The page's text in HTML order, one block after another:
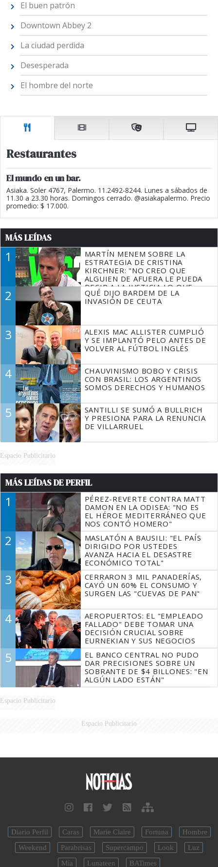
El buen patrón
Downtown Abbey 2
La ciudad perdida
Desesperada
El hombre del norte
Restaurantes
El mundo en un bar.
Asiaka. Soler 4767, Palermo. 11.2492-8244. Lunes a sábados de
11.30 a 23.30 horas. Domingos cerrado. @asiakapalermo. Precio
promedio: $ 17.000.
MÁS LEÍDAS
1
MARTÍN MENEM SOBRE LA
ESTRATEGIA DE CRISTINA
KIRCHNER: "NO CREO QUE
ALGUIEN DE AFUERA LE PUEDA
DECIR A LA JUSTICIA LO QUE
TIENE QUE HACER"
2
QUÉ DIJO BARDEM DE LA
INVASIÓN DE CEUTA
3
ALEXIS MAC ALLISTER CUMPLIÓ
Y SE IMPLANTÓ PELO ANTES DE
VOLVER AL FÚTBOL INGLÉS
4
CHAUVINISMO BOBO Y CRISIS
CON BRASIL: LOS ARGENTINOS
SOMOS DERECHOS Y HUMANOS
5
SANTILLI SE SUMÓ A BULLRICH
Y PRESIONA PARA LA RENUNCIA
DE VILLARRUEL
Espacio Publicitario
MÁS LEÍDAS DE PERFIL
1
PÉREZ-REVERTE CONTRA MATT
DAMON EN LA ODISEA: "NO ES
EL HÉROE MEDITERRÁNEO QUE
NOS CONTÓ HOMERO"
2
MASLATÓN A BAUSILI: "EL PAÍS
DIRIGIDO POR USTEDES
AVANZA HACIA EL DESASTRE
ECONÓMICO TOTAL"
3
CERRARON 3 MIL PANADERÍAS,
CAYÓ UN 60% EL CONSUMO Y
SURGEN LAS "CUEVAS DE PAN"
4
AEROPUERTOS: EL "EMPLEADO
FALLADO" DEBE TOMAR UNA
DECISIÓN CRUCIAL SOBRE
EURNEKIAN Y SUS NEGOCIOS
5
EL BANCO CENTRAL NO PUDO
DAR PRECISIONES SOBRE UN
SOBRANTE DE $4 BILLONES: "EN
ALGÚN LADO ESTÁN"
Espacio Publicitario
Espacio Publicitario
Diario Perfil Caras Marie Claire Fortuna
Hombre
Weekend
Parabrisas Supercampo Look
Luz
Mía
Lunateen BATimes